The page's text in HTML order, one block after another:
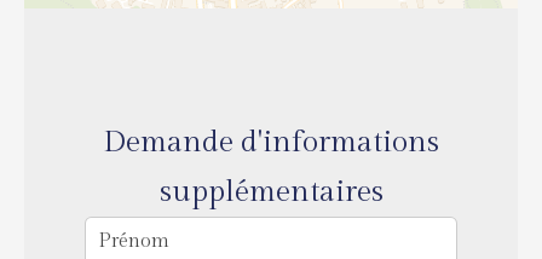
Demande d'informations
supplémentaires